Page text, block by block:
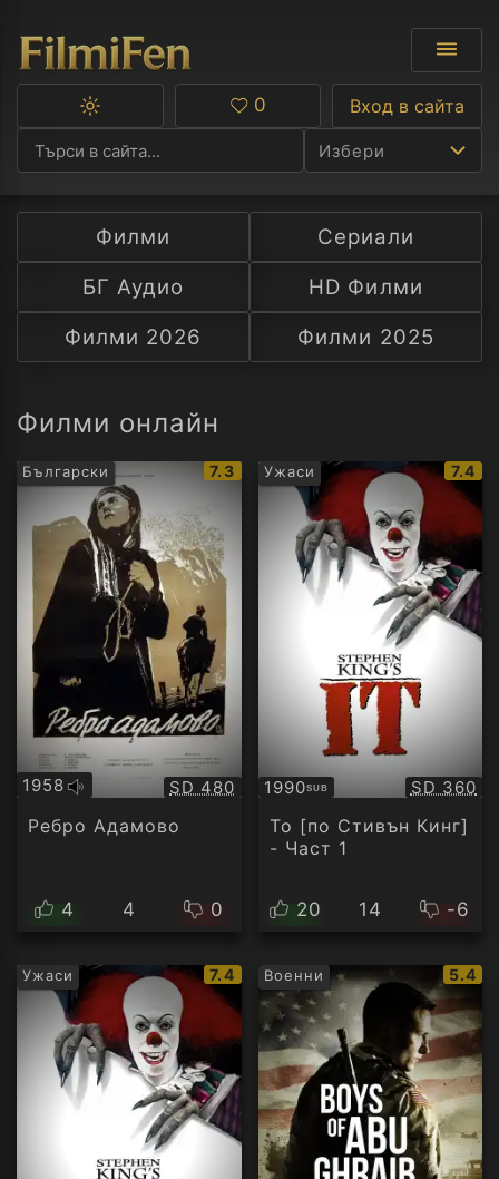
Избери
Ф
С
А
Превключване
тъмна
тема
Любими
0 Вход в сайта
Филми
Сериали
БГ Аудио
HD Филми
Филми 2026
Филми 2025
Филми онлайн
Български
IMDb
рейтинг:
7.3
1958
Оригинално
аудио
Качество:
SD 480
Ребро Адамово
4 4 0
Ужаси
IMDb
7.4
1990SUB
Субтитри SD 360
То [по Стивън Кинг]
- Част 1
20 14 -6
Ужаси
IMDb
рейтинг:
7.4 Военни
IMDb
5.4